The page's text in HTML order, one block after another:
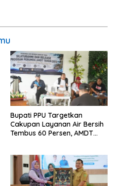
Bupati PPU Targetkan
Cakupan Layanan Air Bersih
Tembus 60 Persen, AMDT